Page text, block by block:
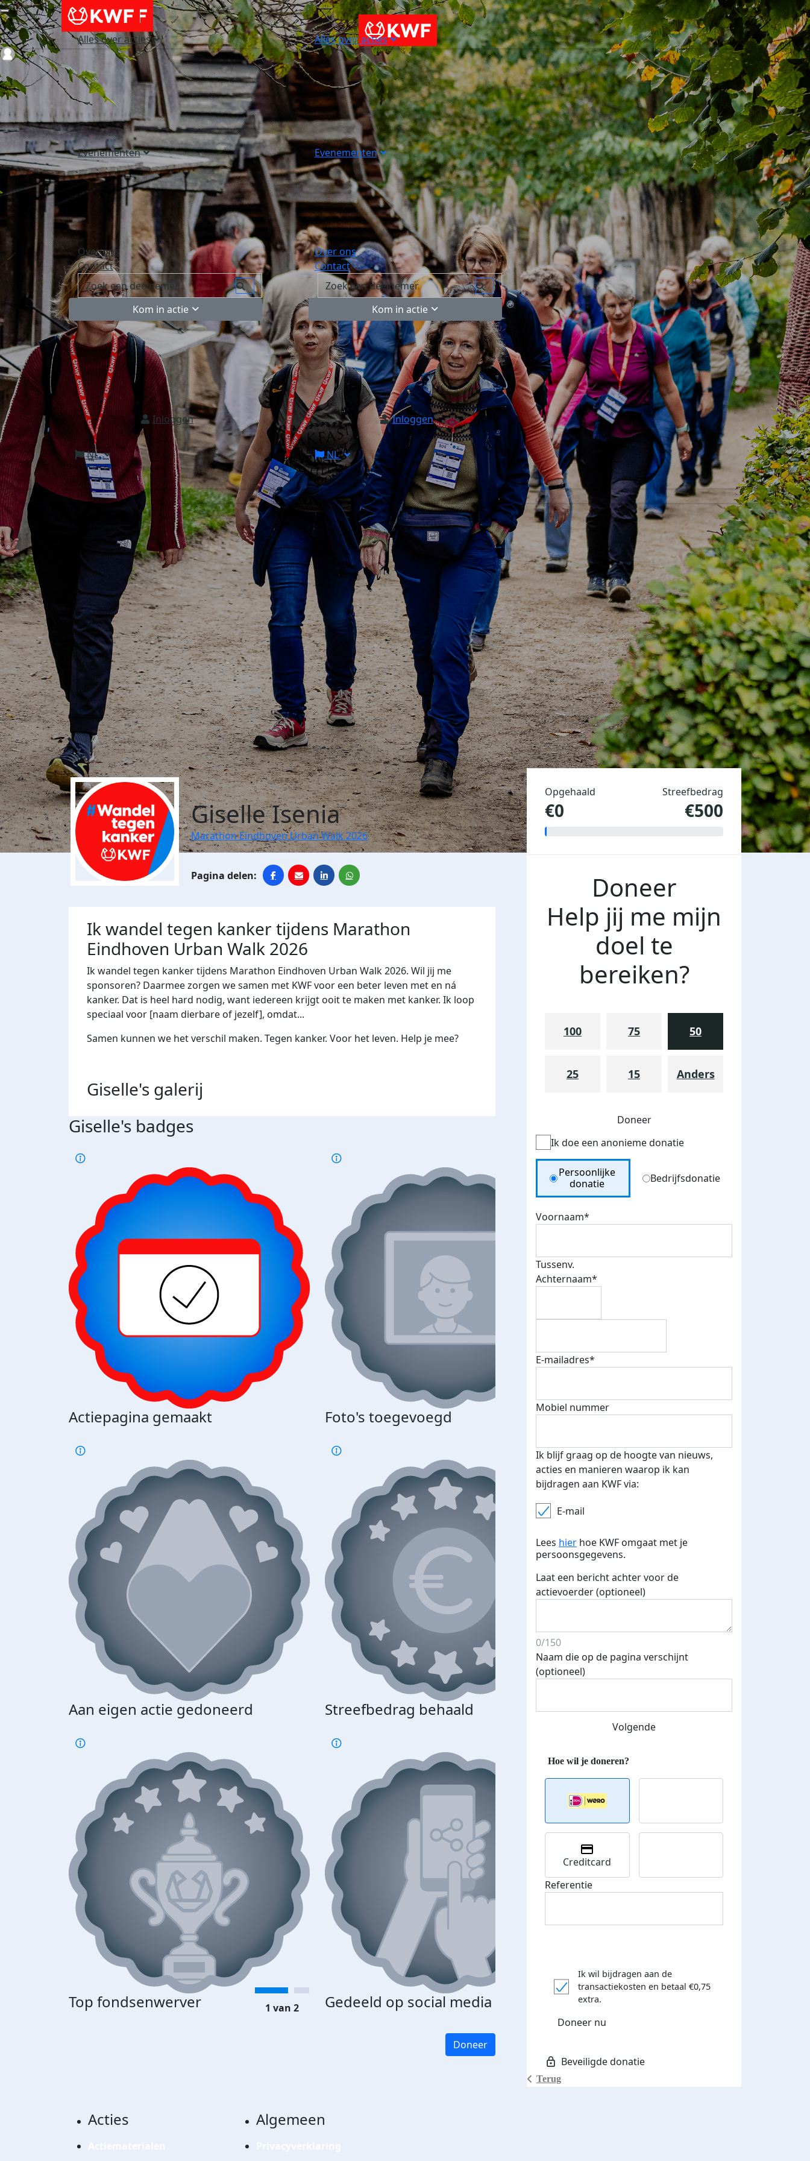
Alles over acties
Evenementen
Over ons
Contact
Kom in actie
Inloggen
NL
Alles over acties
Evenementen
Over ons
Contact
Kom in actie
Inloggen
NL
Login
Giselle Isenia
Marathon Eindhoven Urban Walk 2026
Ik wandel tegen kanker tijdens Marathon
Eindhoven Urban Walk 2026
Ik wandel tegen kanker tijdens Marathon Eindhoven Urban Walk 2026. Wil jij me
sponsoren? Daarmee zorgen we samen met KWF voor een beter leven met en ná
kanker. Dat is heel hard nodig, want iedereen krijgt ooit te maken met kanker. Ik loop
speciaal voor [naam dierbare of jezelf], omdat...
Samen kunnen we het verschil maken. Tegen kanker. Voor het leven. Help je mee?
Giselle's galerij
Giselle's badges
Actiepagina gemaakt Foto's toegevoegd E-mails verstuurd
Aan eigen actie gedoneerd Streefbedrag behaald Streefbedrag verhoogd
Top fondsenwerver Gedeeld op social media Donateurs bedankt
€500 euro opgehaald: t-shirt
1 van 2
Doneer
Opgehaald
€0
Streefbedrag
€500
Doneer
Help jij me mijn
doel te
bereiken?
100 75 50
25 15 Anders
Doneer
Ik doe een anonieme donatie
Donation Type
Persoonlijke
donatie
Bedrijfsdonatie
Voornaam*
Tussenv.
Achternaam*
E-mailadres*
Mobiel nummer
Ik blijf graag op de hoogte van nieuws,
acties en manieren waarop ik kan
bijdragen aan KWF via:
E-mail
Lees hier hoe KWF omgaat met je
persoonsgegevens.
Laat een bericht achter voor de
actievoerder (optioneel)
0/150
Naam die op de pagina verschijnt
(optioneel)
Volgende
Terug
Creditcard
Referentie
Ik wil bijdragen aan de
transactiekosten en betaal €0,75
extra.
Doneer nu
Acties Algemeen